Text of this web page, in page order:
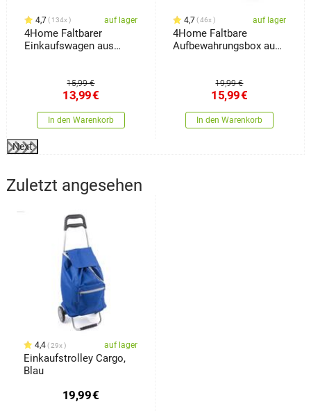
4,7 134x auf lager
4Home Faltbarer
Einkaufswagen aus
15,99 €
13,99€
In den Warenkorb
4,7 46x auf lager
4Home Faltbare
Aufbewahrungsbox aus
19,99 €
15,99€
In den Warenkorb
Next
Zuletzt angesehen
4,4 29x auf lager
Einkaufstrolley Cargo,
Blau
19,99€